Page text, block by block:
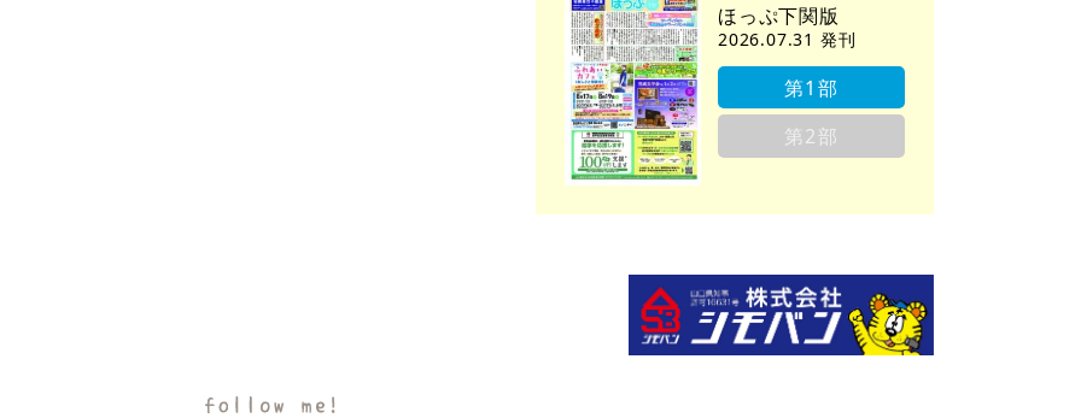
ほっぷ下関版
2026.07.31 発刊
第1部
第2部